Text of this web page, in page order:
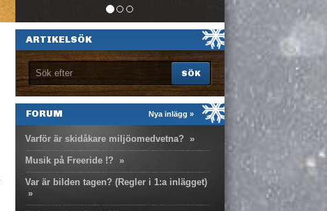
ARTIKELSÖK
Nya inlägg »
FORUM
Varför är skidåkare miljöomedvetna? »
Musik på Freeride !? »
Var är bilden tagen? (Regler i 1:a inlägget)
»